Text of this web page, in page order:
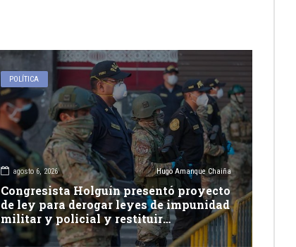
POLÍTICA
agosto 6, 2026 Hugo Amanque Chaiña
Congresista Holguín presentó proyecto
de ley para derogar leyes de impunidad
militar y policial y restituir
competencia de justicia ordinaria